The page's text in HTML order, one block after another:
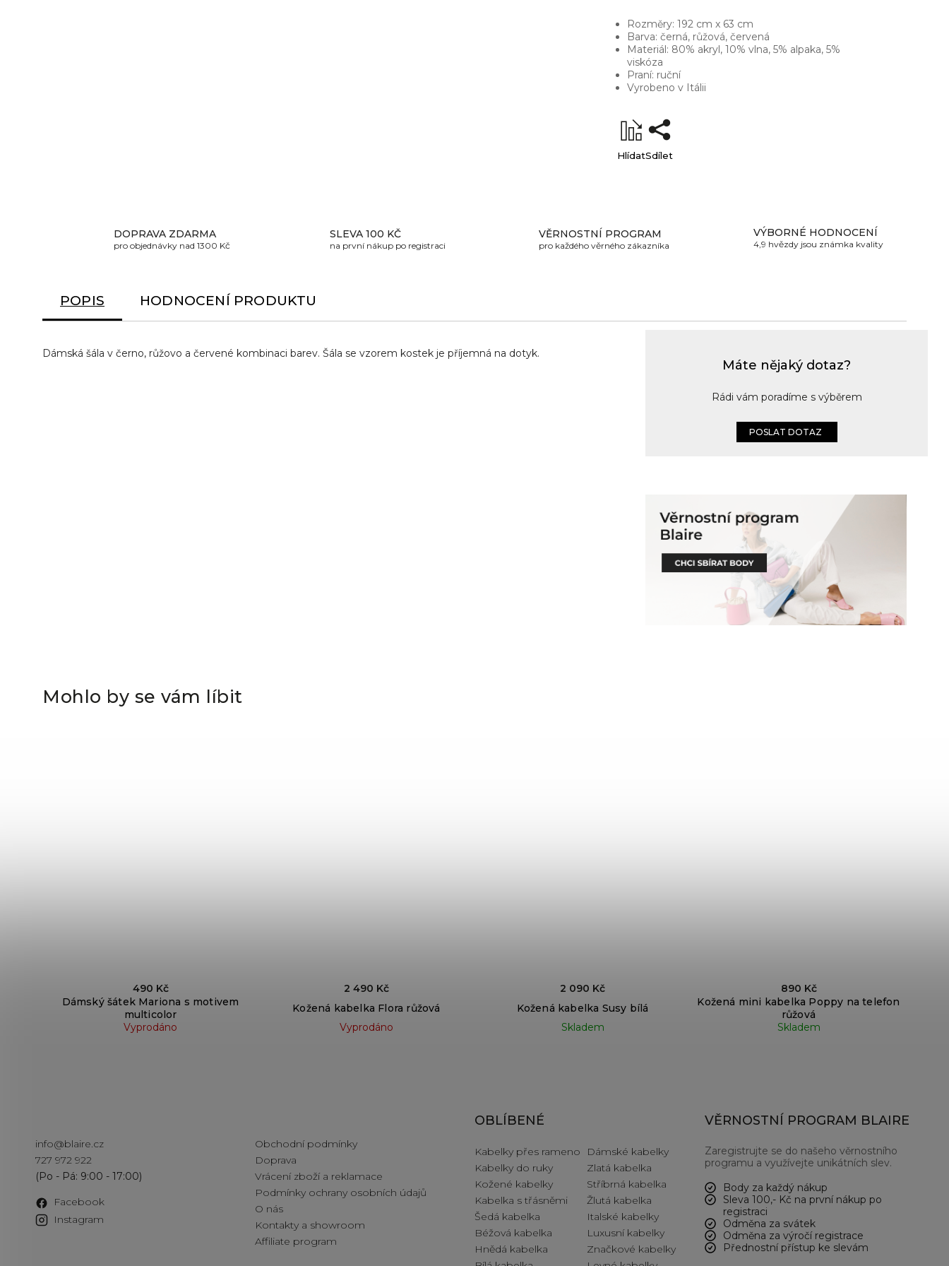
Rozměry: 192 cm x 63 cm
Barva: černá, růžová, červená
Materiál: 80% akryl, 10% vlna, 5% alpaka, 5%
viskóza
Praní: ruční
Vyrobeno v Itálii
HlídatSdílet
DOPRAVA ZDARMA
pro objednávky nad 1300 Kč
SLEVA 100 KČ
na první nákup po registraci
VĚRNOSTNÍ PROGRAM
pro každého věrného zákazníka
VÝBORNÉ HODNOCENÍ
4,9 hvězdy jsou známka kvality
POPIS HODNOCENÍ PRODUKTU
Dámská šála v černo, růžovo a červené kombinaci barev. Šála se vzorem kostek je příjemná na dotyk.
Máte nějaký dotaz?
Rádi vám poradíme s výběrem
POSLAT DOTAZ
Mohlo by se vám líbit
Dámský šátek Mariona s motivem
multicolor
Vyprodáno
490 Kč
Kožená kabelka Flora růžová
Vyprodáno
2 490 Kč
Kožená kabelka Susy bílá
Skladem
2 090 Kč
Kožená mini kabelka Poppy na telefon
růžová
Skladem
890 Kč
info@blaire.cz
727 972 922
Facebook
Instagram
Obchodní podmínky
Doprava
Vrácení zboží a reklamace
Podmínky ochrany osobních údajů
O nás
Kontakty a showroom
Affiliate program
OBLÍBENÉ
Kabelky přes rameno
Kabelky do ruky
Kožené kabelky
Kabelka s třásněmi
Šedá kabelka
Béžová kabelka
Hnědá kabelka
Dámské kabelky
Zlatá kabelka
Stříbrná kabelka
Žlutá kabelka
Italské kabelky
Luxusní kabelky
Značkové kabelky
VĚRNOSTNÍ PROGRAM BLAIRE
Zaregistrujte se do našeho věrnostního
programu a využívejte unikátních slev.
Body za každý nákup
Sleva 100,- Kč na první nákup po
registraci
Odměna za svátek
Odměna za výročí registrace
Přednostní přístup ke slevám